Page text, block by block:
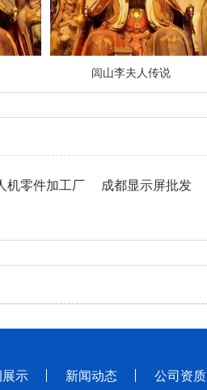
闾山李夫人传说
机零件加工厂 成都显示屏批发
示 新闻动态 公司资质